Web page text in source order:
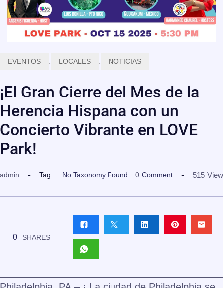
EVENTOS , LOCALES , NOTICIAS
¡El Gran Cierre del Mes de la
Herencia Hispana con un
Concierto Vibrante en LOVE
Park!
admin Tag : No Taxonomy Found. 0 Comment 515 View
0 SHARES